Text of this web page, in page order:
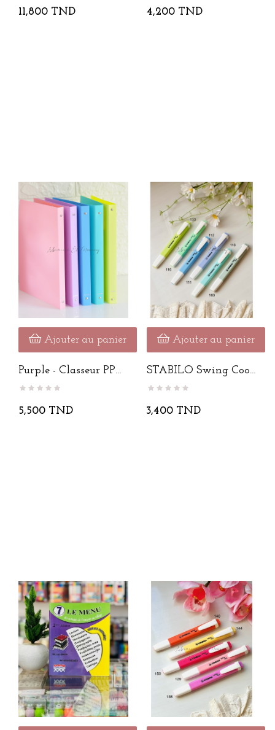
11,800 TND 4,200 TND
Ajouter au panier
Purple - Classeur PP
Souple...
5,500 TND
Ajouter au panier
STABILO Swing Cool
/ Pièce
3,400 TND